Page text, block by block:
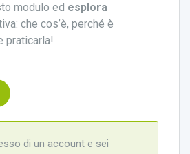
modulo ed esplora
che cos’è, perché è
praticarla!
di un account e sei